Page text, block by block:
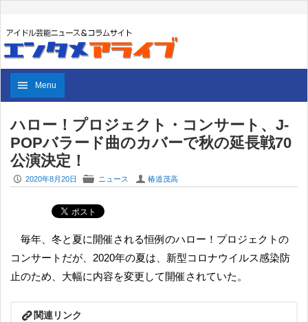
Menu
ハロー！プロジェクト・コンサート、J-
POPバラード曲のカバーで秋の延長戦70
公演決定！
P 2020年8月20日 F ニュース U 椿道茂高
毎年、冬と夏に開催される恒例のハロー！プロジェクトの
コンサートだが、2020年の夏は、新型コロナウイルス感染防
止のため、大幅に内容を変更して開催されていた。